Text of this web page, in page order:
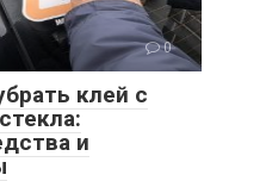
0
клей с
и